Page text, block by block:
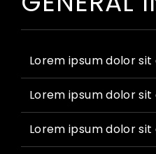
Lorem ipsum dolor
Lorem ipsum dolor
Lorem ipsum dolor